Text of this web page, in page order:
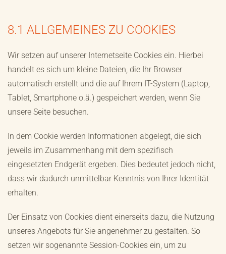
8.1 ALLGEMEINES ZU COOKIES
Wir setzen auf unserer Internetseite Cookies ein. Hierbei
handelt es sich um kleine Dateien, die Ihr Browser
automatisch erstellt und die auf Ihrem IT-System (Laptop,
Tablet, Smartphone o.ä.) gespeichert werden, wenn Sie
unsere Seite besuchen.
In dem Cookie werden Informationen abgelegt, die sich
jeweils im Zusammenhang mit dem spezifisch
eingesetzten Endgerät ergeben. Dies bedeutet jedoch nicht,
dass wir dadurch unmittelbar Kenntnis von Ihrer Identität
erhalten.
Der Einsatz von Cookies dient einerseits dazu, die Nutzung
unseres Angebots für Sie angenehmer zu gestalten. So
setzen wir sogenannte Session-Cookies ein, um zu